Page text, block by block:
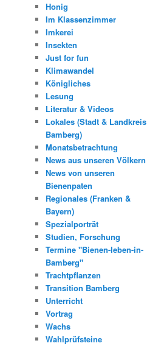
Honig
Im Klassenzimmer
Imkerei
Insekten
Just for fun
Klimawandel
Königliches
Lesung
Literatur & Videos
Lokales (Stadt & Landkreis
Bamberg)
Monatsbetrachtung
News aus unseren Völkern
News von unseren
Bienenpaten
Regionales (Franken &
Bayern)
Spezialporträt
Studien, Forschung
Termine "Bienen-leben-in-
Bamberg"
Trachtpflanzen
Transition Bamberg
Unterricht
Vortrag
Wachs
Wahlprüfsteine